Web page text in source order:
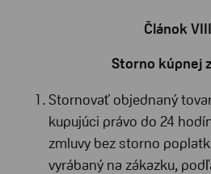
Článok
Storno kúpnej
Stornovať objednaný
kupujúci právo do 24
zmluvy bez storno
vyrábaný na zákazku,